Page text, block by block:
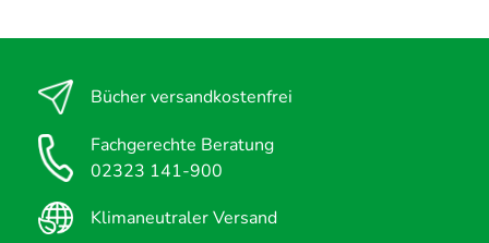
Bücher versandkostenfrei
Fachgerechte Beratung
02323 141-900
Klimaneutraler Versand